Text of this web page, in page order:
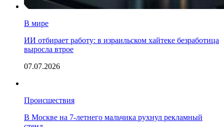
В мире
ИИ отбирает работу: в израильском хайтеке безработица
выросла втрое
07.07.2026
Происшествия
В Москве на 7-летнего мальчика рухнул рекламный